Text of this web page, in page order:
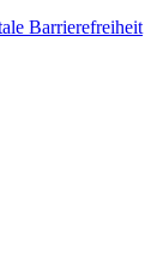
Barrierefreiheit